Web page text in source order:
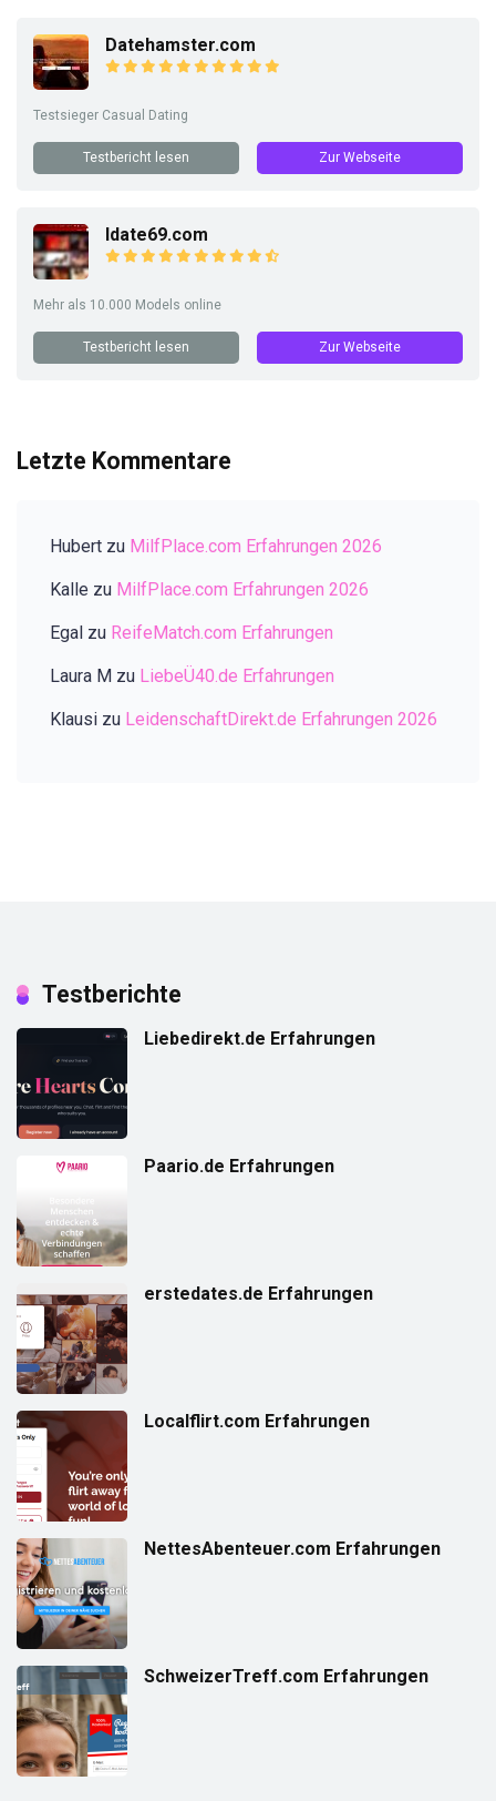
Datehamster.com
Testsieger Casual Dating
Testbericht lesen Zur Webseite
Idate69.com
Mehr als 10.000 Models online
Testbericht lesen Zur Webseite
Letzte Kommentare
Hubert zu MilfPlace.com Erfahrungen 2026
Kalle zu MilfPlace.com Erfahrungen 2026
Egal zu ReifeMatch.com Erfahrungen
Laura M zu LiebeÜ40.de Erfahrungen
Klausi zu LeidenschaftDirekt.de Erfahrungen 2026
Testberichte
Liebedirekt.de Erfahrungen
Paario.de Erfahrungen
erstedates.de Erfahrungen
Localflirt.com Erfahrungen
NettesAbenteuer.com Erfahrungen
SchweizerTreff.com Erfahrungen